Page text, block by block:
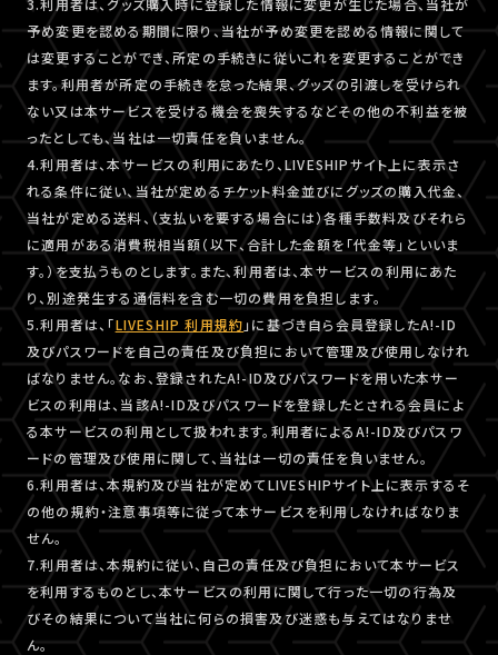
3.利用者は、グッズ購入時に登録した情報に変更が生じた場合、当社が
予め変更を認める期間に限り、当社が予め変更を認める情報に関して
は変更することができ、所定の手続きに従いこれを変更することができ
ます。利用者が所定の手続きを怠った結果、グッズの引渡しを受けられ
ない又は本サービスを受ける機会を喪失するなどその他の不利益を被
ったとしても、当社は一切責任を負いません。
4.利用者は、本サービスの利用にあたり、LIVESHIPサイト上に表示さ
れる条件に従い、当社が定めるチケット料金並びにグッズの購入代金、
当社が定める送料、（支払いを要する場合には）各種手数料及びそれら
に適用がある消費税相当額（以下、合計した金額を「代金等」といいま
す。）を支払うものとします。また、利用者は、本サービスの利用にあた
り、別途発生する通信料を含む一切の費用を負担します。
5.利用者は、「LIVESHIP 利用規約 」に基づき自ら会員登録したA!-ID
及びパスワードを自己の責任及び負担において管理及び使用しなけれ
ばなりません。なお、登録されたA!-ID及びパスワードを用いた本サー
ビスの利用は、当該A!-ID及びパスワードを登録したとされる会員によ
る本サービスの利用として扱われます。利用者によるA!-ID及びパスワ
ードの管理及び使用に関して、当社は一切の責任を負いません。
6.利用者は、本規約及び当社が定めてLIVESHIPサイト上に表示するそ
の他の規約・注意事項等に従って本サービスを利用しなければなりま
せん。
7.利用者は、本規約に従い、自己の責任及び負担において本サービス
を利用するものとし、本サービスの利用に関して行った一切の行為及
びその結果について当社に何らの損害及び迷惑も与えてはなりませ
ん。